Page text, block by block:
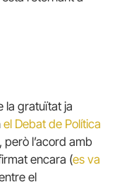
la gratuïtat ja
el Debat de Política
però l’acord amb
encara (es va
el